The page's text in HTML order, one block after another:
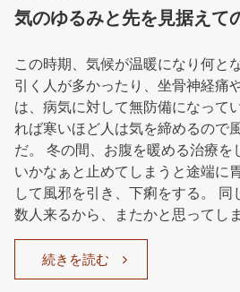
気のゆるみと先を見据えて
この時期、気候が温暖になり何と
引く人が多かったり、坐骨神経痛
は、病気に対して無防備になって
れば寒いほど人は気を締めるので
だ。 冬の間、お腹を暖める治療を
いかなぁと止めてしまうと途端に
して風邪を引き、下痢をする。 同
数人来るから、またかと思ってし
続きを読む